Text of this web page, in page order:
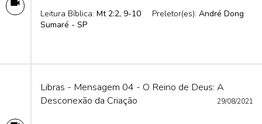
Leitura Bíblica: Mt 2:2, 9-10 Preletor(es): André Dong
Sumaré - SP
Libras - Mensagem 04 - O Reino de Deus: A
Desconexão da Criação
29/08/2021